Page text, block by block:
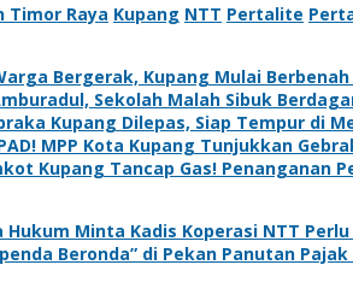
Timor Raya Kupang NTT Pertalite
Bergerak, Kupang Mulai
Sekolah Malah Sibuk
Kupang Dilepas, Siap Tempur di
MPP Kota Kupang Tunjukkan
Kupang Tancap Gas! Penanganan
Hukum Minta Kadis Koperasi NTT
Beronda” di Pekan Panutan